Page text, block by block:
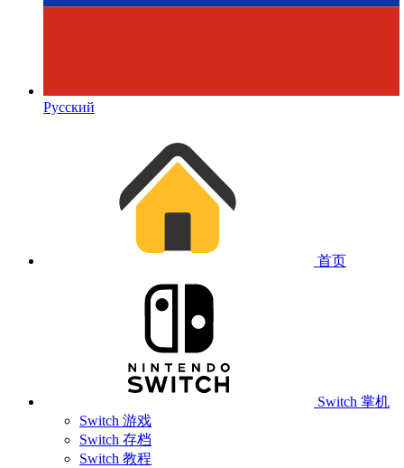
Русский
首页
Switch 掌机
Switch 游戏
Switch 存档
Switch 教程